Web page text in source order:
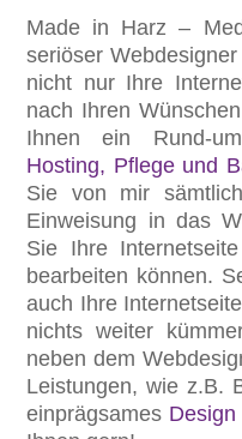
Made in Harz –
seriöser
nicht nur Ihre
nach Ihren
Ihnen ein Rund-
Hosting, Pflege und
Sie von mir
Einweisung in das
Sie Ihre
bearbeiten können.
auch Ihre
nichts weiter
neben dem
Leistungen, wie z.B.
einprägsames